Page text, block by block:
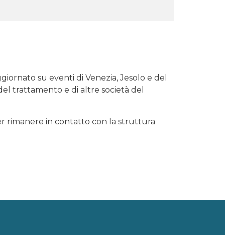
su eventi di Venezia, Jesolo e del
trattamento e di altre società del
rimanere in contatto con la struttura